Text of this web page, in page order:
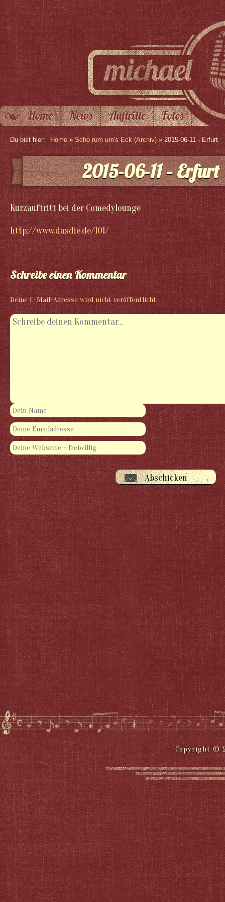
Home News Auftritte Fotos
Du bist hier: Home » Scho rum um's Eck (Archiv) » 2015-06-11 - Erfurt
2015-06-11 – Erfurt
Kurzauftritt bei der Comedylounge
http://www.dasdie.de/101/
Schreibe einen Kommentar
Deine E-Mail-Adresse wird nicht veröffentlicht.
Copyright ©